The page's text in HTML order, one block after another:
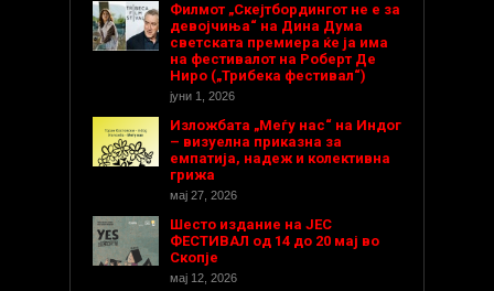
Филмот „Скејтбордингот не е за
девојчиња“ на Дина Дума
светската премиера ќе ја има
на фестивалот на Роберт Де
Ниро („Трибека фестивал“)
јуни 1, 2026
Изложбата „Меѓу нас“ на Индог
– визуелна приказна за
емпатија, надеж и колективна
грижа
мај 27, 2026
Шесто издание на ЈЕС
ФЕСТИВАЛ од 14 до 20 мај во
Скопје
мај 12, 2026